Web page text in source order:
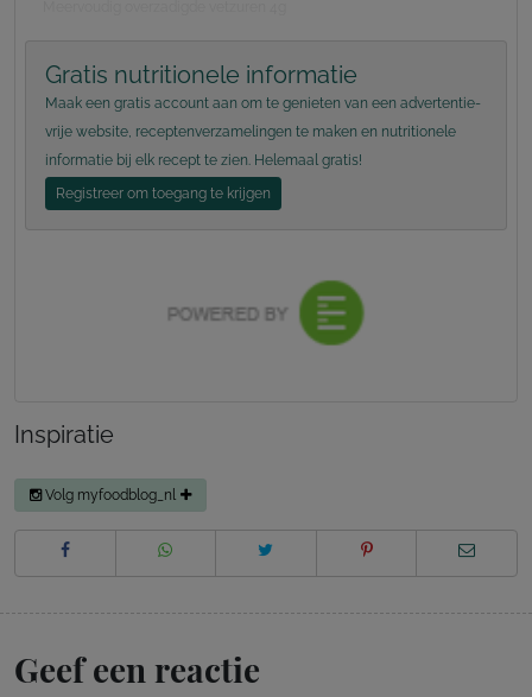
Gratis nutritionele informatie
Maak een gratis account aan om te genieten van een advertentie-
vrije website, receptenverzamelingen te maken en nutritionele
informatie bij elk recept te zien. Helemaal gratis!
Registreer om toegang te krijgen
Inspiratie
Volg myfoodblog_nl
Geef een reactie